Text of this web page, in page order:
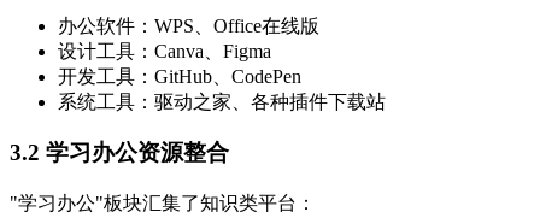
办公软件：WPS、Office在线版
设计工具：Canva、Figma
开发工具：GitHub、CodePen
系统工具：驱动之家、各种插件下载站
3.2 学习办公资源整合
"学习办公"板块汇集了知识类平台：